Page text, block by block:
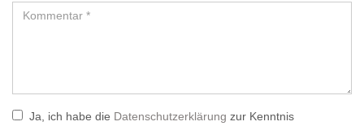
Ja, ich habe die Datenschutzerklärung zur Kenntnis